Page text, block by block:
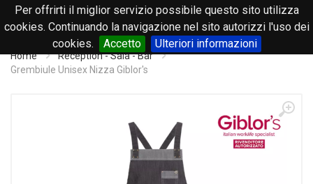
Per offrirti il miglior servizio possibile questo sito utilizza
cookies. Continuando la navigazione nel sito autorizzi l'uso dei
cookies.
Accetto Ulteriori informazioni
0
Home
Reception - Sala - Bar
Grembiule Unisex Nizza Giblor's